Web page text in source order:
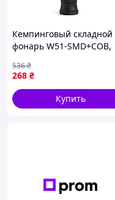
Кемпинговый складной
фонарь W51-SMD+COB,
аккумуляторный,
Кемпинговый
ES-32
268 ₴
536₴
Купить